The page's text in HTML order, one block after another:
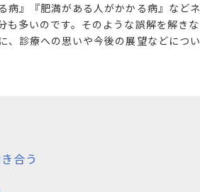
病』『肥満がある人がかかる病』などネ
も多いのです。そのような誤解を解きな
、診療への思いや今後の展望などについ
合う